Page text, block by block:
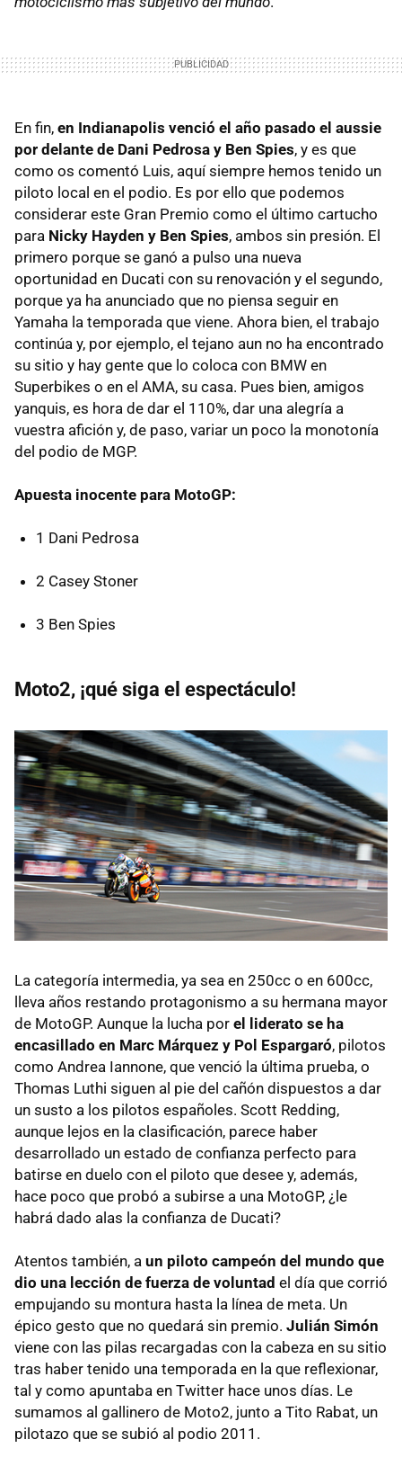
En fin, en Indianapolis venció el año pasado el aussie
por delante de Dani Pedrosa y Ben Spies, y es que
como os comentó Luis, aquí siempre hemos tenido un
piloto local en el podio. Es por ello que podemos
considerar este Gran Premio como el último cartucho
para Nicky Hayden y Ben Spies, ambos sin presión. El
primero porque se ganó a pulso una nueva
oportunidad en Ducati con su renovación y el segundo,
porque ya ha anunciado que no piensa seguir en
Yamaha la temporada que viene. Ahora bien, el trabajo
continúa y, por ejemplo, el tejano aun no ha encontrado
su sitio y hay gente que lo coloca con BMW en
Superbikes o en el AMA, su casa. Pues bien, amigos
yanquis, es hora de dar el 110%, dar una alegría a
vuestra afición y, de paso, variar un poco la monotonía
del podio de MGP.
Apuesta inocente para MotoGP:
1 Dani Pedrosa
2 Casey Stoner
3 Ben Spies
Moto2, ¡qué siga el espectáculo!
La categoría intermedia, ya sea en 250cc o en 600cc,
lleva años restando protagonismo a su hermana mayor
de MotoGP. Aunque la lucha por el liderato se ha
encasillado en Marc Márquez y Pol Espargaró, pilotos
como Andrea Iannone, que venció la última prueba, o
Thomas Luthi siguen al pie del cañón dispuestos a dar
un susto a los pilotos españoles. Scott Redding,
aunque lejos en la clasificación, parece haber
desarrollado un estado de confianza perfecto para
batirse en duelo con el piloto que desee y, además,
hace poco que probó a subirse a una MotoGP, ¿le
habrá dado alas la confianza de Ducati?
Atentos también, a un piloto campeón del mundo que
dio una lección de fuerza de voluntad el día que corrió
empujando su montura hasta la línea de meta. Un
épico gesto que no quedará sin premio. Julián Simón
viene con las pilas recargadas con la cabeza en su sitio
tras haber tenido una temporada en la que reflexionar,
tal y como apuntaba en Twitter hace unos días. Le
sumamos al gallinero de Moto2, junto a Tito Rabat, un
pilotazo que se subió al podio 2011.